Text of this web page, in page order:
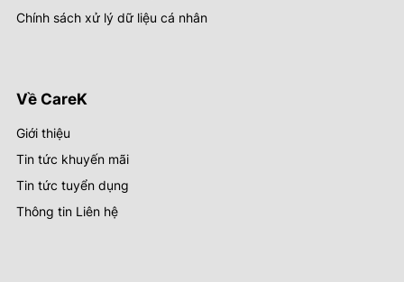
Chính sách xử lý dữ liệu cá nhân
Về CareK
Giới thiệu
Tin tức khuyến mãi
Tin tức tuyển dụng
Thông tin Liên hệ